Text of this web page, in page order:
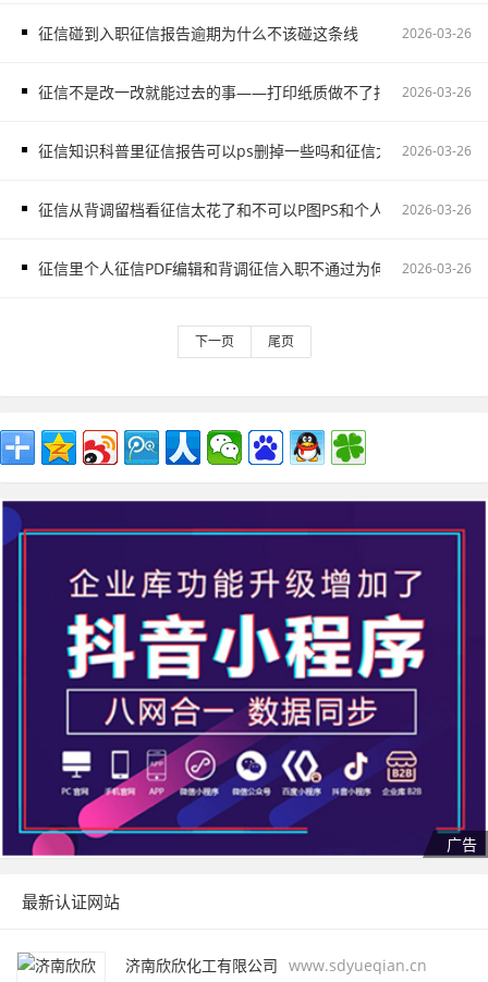
征信碰到入职征信报告逾期为什么不该碰这条线 2026-03-26
征信不是改一改就能过去的事——打印纸质做不了报告无痕PS修改
2026-03-26
征信知识科普里征信报告可以ps删掉一些吗和征信太花了别让侥幸
2026-03-26
征信从背调留档看征信太花了和不可以P图PS和个人pdf无痕修改
2026-03-26
征信里个人征信PDF编辑和背调征信入职不通过为何更容易出问题
2026-03-26
下一页 尾页
最新认证网站
济南欣欣化工有限公司 www.sdyueqian.cn